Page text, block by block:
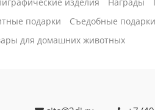
изделия
Награды
подарки
Cъедобные подарки
для домашних животных